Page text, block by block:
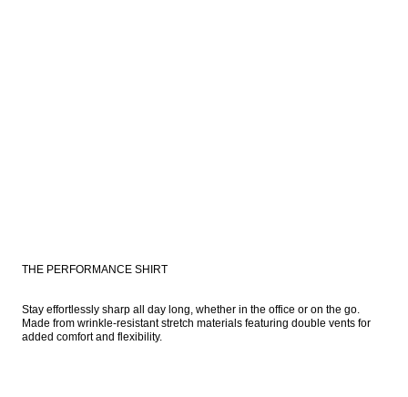
THE PERFORMANCE SHIRT
Stay effortlessly sharp all day long, whether in the office or on the go.
Made from wrinkle-resistant stretch materials featuring double vents for
added comfort and flexibility.